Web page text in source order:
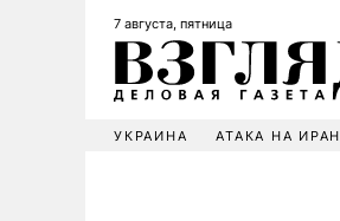
7 августа, пятница
УКРАИНА АТАКА НА ИРАН